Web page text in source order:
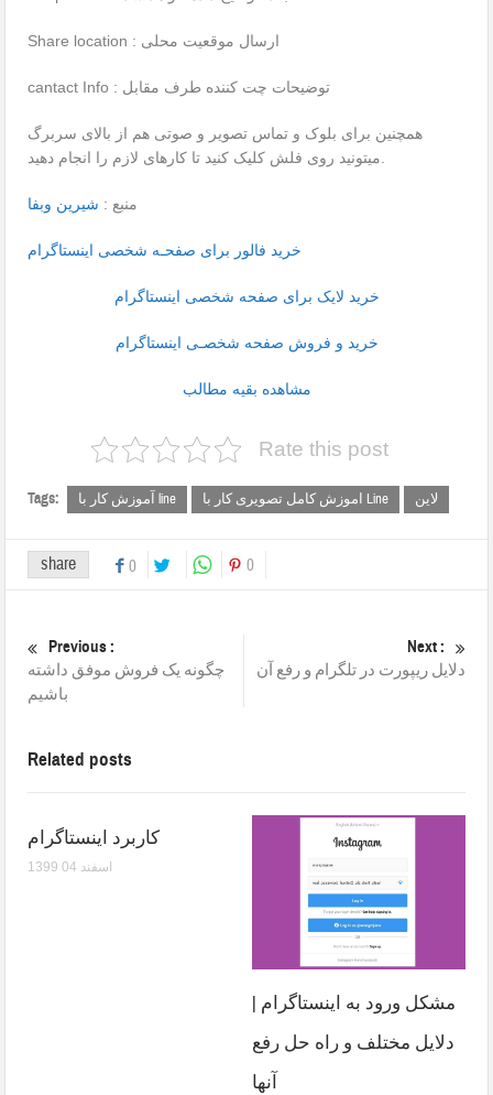
Share location : ارسال موقعیت محلی
cantact Info : توضیحات چت کننده طرف مقابل
همچنین برای بلوک و تماس تصویر و صوتی هم از بالای سربرگ
منبع : شیرین وبفا
خرید فالور برای صفحـه شخصی اینستاگرام
خرید لایک برای صفحه شخصی اینستاگرام
خرید و فروش صفحه شخصـی اینستاگرام
مشاهده بقیه مطالب
Rate this post
Tags: آموزش کار با line اموزش کامل تصویری کار با Line لاین
share 0 0
Previous :
چگونه یک فروش موفق داشته
باشیم
Next :
دلایل ریپورت در تلگرام و رفع آن
Related posts
کاربرد اینستاگرام
1399 اسفند 04
مشکل ورود به اینستاگرام |
دلایل مختلف و راه حل رفع
آنها